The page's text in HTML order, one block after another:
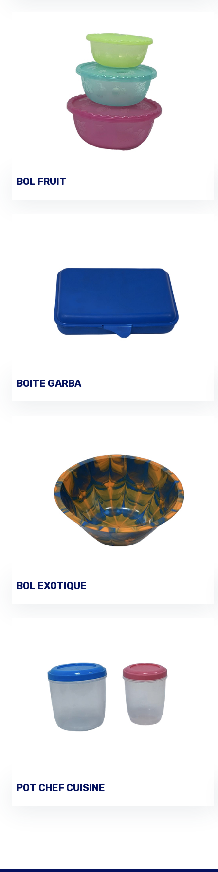
PASSER UNE COMMANDE
BOL FRUIT
PASSER UNE COMMANDE
BOITE GARBA
PASSER UNE COMMANDE
BOL EXOTIQUE
PASSER UNE COMMANDE
POT CHEF CUISINE